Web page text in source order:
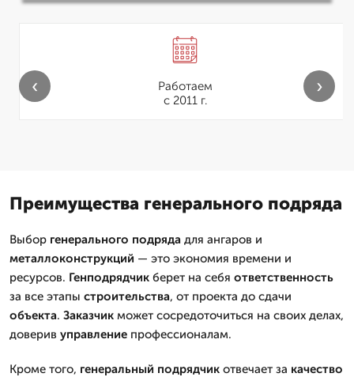
Работаем
с 2011 г.
‹ ›
Преимущества генерального подряда
Выбор генерального подряда для ангаров и
металлоконструкций — это экономия времени и
ресурсов. Генподрядчик берет на себя ответственность
за все этапы строительства, от проекта до сдачи
объекта. Заказчик может сосредоточиться на своих делах,
доверив управление профессионалам.
Кроме того, генеральный подрядчик отвечает за качество